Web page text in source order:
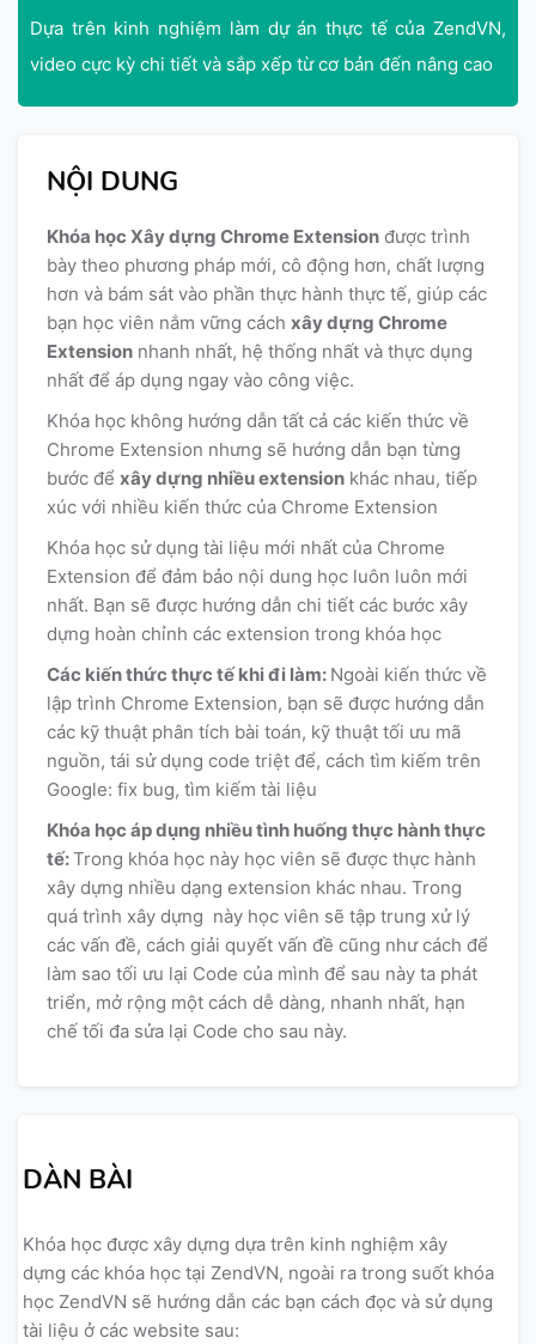
Dựa trên kinh nghiệm làm dự án thực tế của ZendVN,
video cực kỳ chi tiết và sắp xếp từ cơ bản đến nâng cao
NỘI DUNG
Khóa học Xây dựng Chrome Extension được trình
bày theo phương pháp mới, cô động hơn, chất lượng
hơn và bám sát vào phần thực hành thực tế, giúp các
bạn học viên nắm vững cách xây dựng Chrome
Extension nhanh nhất, hệ thống nhất và thực dụng
nhất để áp dụng ngay vào công việc.
Khóa học không hướng dẫn tất cả các kiến thức về
Chrome Extension nhưng sẽ hướng dẫn bạn từng
bước để xây dựng nhiều extension khác nhau, tiếp
xúc với nhiều kiến thức của Chrome Extension
Khóa học sử dụng tài liệu mới nhất của Chrome
Extension để đảm bảo nội dung học luôn luôn mới
nhất. Bạn sẽ được hướng dẫn chi tiết các bước xây
dựng hoàn chỉnh các extension trong khóa học
Các kiến thức thực tế khi đi làm: Ngoài kiến thức về
lập trình Chrome Extension, bạn sẽ được hướng dẫn
các kỹ thuật phân tích bài toán, kỹ thuật tối ưu mã
nguồn, tái sử dụng code triệt để, cách tìm kiếm trên
Google: fix bug, tìm kiếm tài liệu
Khóa học áp dụng nhiều tình huống thực hành thực
tế:Trong khóa học này học viên sẽ được thực hành
xây dựng nhiều dạng extension khác nhau. Trong
quá trình xây dựng này học viên sẽ tập trung xử lý
các vấn đề, cách giải quyết vấn đề cũng như cách để
làm sao tối ưu lại Code của mình để sau này ta phát
triển, mở rộng một cách dễ dàng, nhanh nhất, hạn
chế tối đa sửa lại Code cho sau này.
DÀN BÀI
Khóa học được xây dựng dựa trên kinh nghiệm xây
dựng các khóa học tại ZendVN, ngoài ra trong suốt khóa
học ZendVN sẽ hướng dẫn các bạn cách đọc và sử dụng
tài liệu ở các website sau: